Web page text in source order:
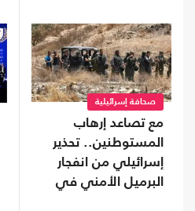
صحافة إسرائيلية
مع تصاعد إرهاب
المستوطنين.. تحذير
إسرائيلي من انفجار
البرميل الأمني في